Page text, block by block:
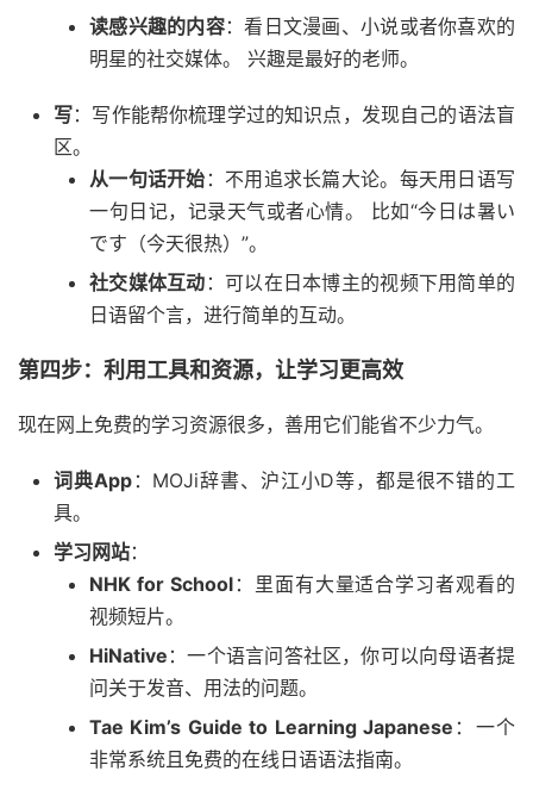
读感兴趣的内容：看日文漫画、小说或者你喜欢的
明星的社交媒体。 兴趣是最好的老师。
写：写作能帮你梳理学过的知识点，发现自己的语法盲
区。
从一句话开始 ：不用追求长篇大论。每天用日语写
一句日记，记录天气或者心情。 比如“今日は暑い
です（今天很热）”。
社交媒体互动 ：可以在日本博主的视频下用简单的
日语留个言，进行简单的互动。
第四步：利用工具和资源，让学习更高效
现在网上免费的学习资源很多，善用它们能省不少力气。
词典App：MOJi辞書、沪江小D等，都是很不错的工
具。
学习网站：
NHK for School：里面有大量适合学习者观看的
视频短片。
HiNative ：一个语言问答社区，你可以向母语者提
问关于发音、用法的问题。
Tae Kim’s Guide to Learning Japanese ：一个
非常系统且免费的在线日语语法指南。